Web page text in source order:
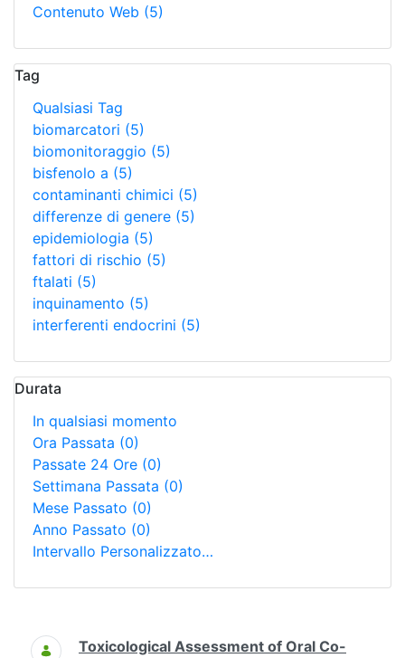
Contenuto Web (5)
Tag
Qualsiasi Tag
biomarcatori (5)
biomonitoraggio (5)
bisfenolo a (5)
contaminanti chimici (5)
differenze di genere (5)
epidemiologia (5)
fattori di rischio (5)
ftalati (5)
inquinamento (5)
interferenti endocrini (5)
Durata
In qualsiasi momento
Ora Passata (0)
Passate 24 Ore (0)
Settimana Passata (0)
Mese Passato (0)
Anno Passato (0)
Intervallo Personalizzato…
Ricerca
Toxicological Assessment of Oral Co-